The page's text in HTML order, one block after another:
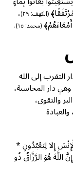
(الكهف: ٢٩) ،
(محمد: ١٥) .
التقرب إلى الله
دار المحاسبة،
والتقوى،
إِلا لِيَعْبُدُونِ *
هُوَ الرَّزَّاقُ ذُو